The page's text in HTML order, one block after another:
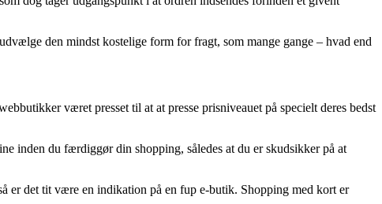
den mindst kostelige form for fragt, som mange gange – hvad end
været presset til at at presse prisniveauet på specielt deres bedst
inden du færdiggør din shopping, således at du er skudsikker på at
er det tit være en indikation på en fup e-butik. Shopping med kort er